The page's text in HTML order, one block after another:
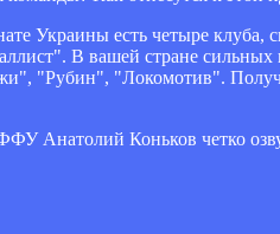
Украины есть четыре
В вашей стране сильных
"Рубин", "Локомотив".
Анатолий Коньков четко